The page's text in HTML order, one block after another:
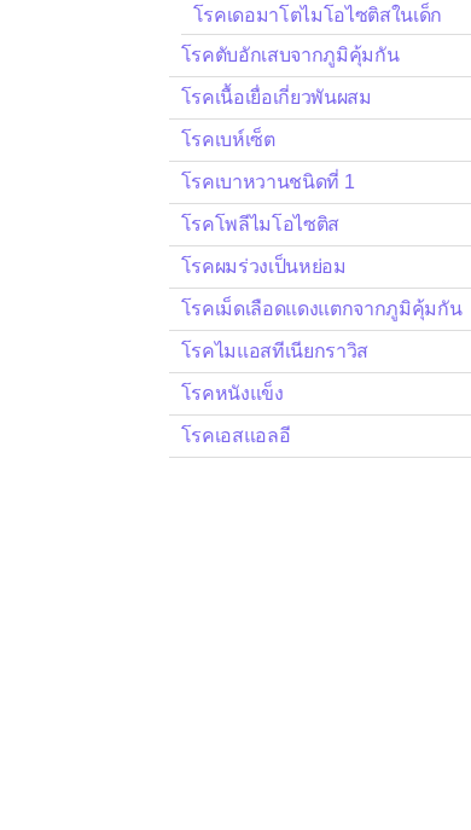
โรคเดอมาโตไมโอไซติสในเด็ก
โรคตับอักเสบจากภูมิคุ้มกัน
โรคเนื้อเยื่อเกี่ยวพันผสม
โรคเบห์เซ็ต
โรคเบาหวานชนิดที่ 1
โรคโพลีไมโอไซติส
โรคผมร่วงเป็นหย่อม
โรคเม็ดเลือดแดงแตกจากภูมิคุ้มกัน
โรคไมแอสทีเนียกราวิส
โรคหนังแข็ง
โรคเอสแอลอี